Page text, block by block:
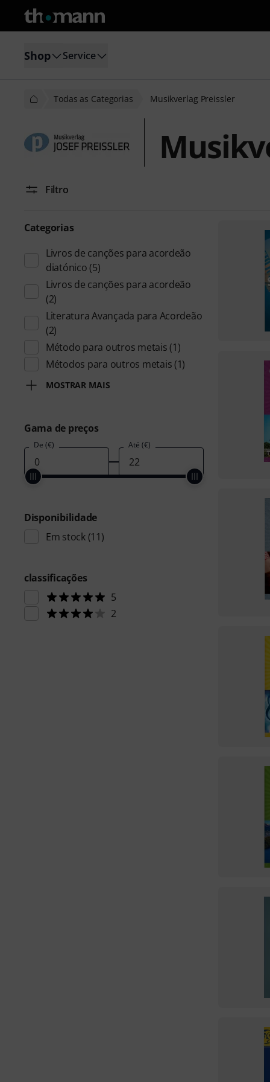
Shop Service
Todas as Categorias Musikverlag Preissler
Filtro
Categorias
Livros de canções para acordeão
diatónico (5)
Livros de canções para acordeão
(2)
Literatura Avançada para Acordeão
(2)
Método para outros metais (1)
Métodos para outros metais (1)
MOSTRAR MAIS
Gama de preços
De (€) Até (€)
Disponibilidade
Em stock(11)
classificações
5
2